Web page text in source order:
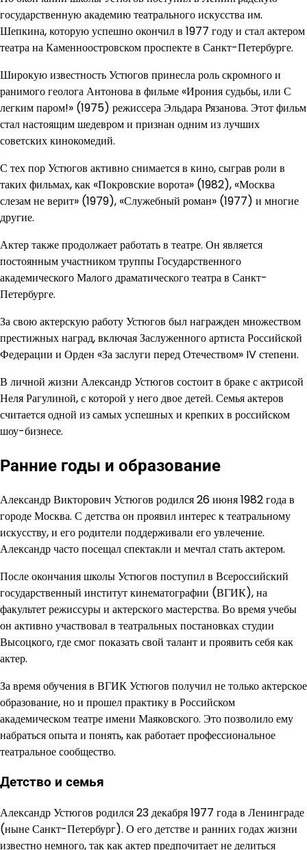
государственную академию театрального искусства им.
Шепкина, которую успешно окончил в 1977 году и стал актером
театра на Каменноостровском проспекте в Санкт-Петербурге.
Широкую известность Устюгов принесла роль скромного и
ранимого геолога Антонова в фильме «Ирония судьбы, или С
легким паром!» (1975) режиссера Эльдара Рязанова. Этот фильм
стал настоящим шедевром и признан одним из лучших
советских кинокомедий.
С тех пор Устюгов активно снимается в кино, сыграв роли в
таких фильмах, как «Покровские ворота» (1982), «Москва
слезам не верит» (1979), «Служебный роман» (1977) и многие
другие.
Актер также продолжает работать в театре. Он является
постоянным участником труппы Государственного
академического Малого драматического театра в Санкт-
Петербурге.
За свою актерскую работу Устюгов был награжден множеством
престижных наград, включая Заслуженного артиста Российской
Федерации и Орден «За заслуги перед Отечеством» IV степени.
В личной жизни Александр Устюгов состоит в браке с актрисой
Неля Рагулиной, с которой у него двое детей. Семья актеров
считается одной из самых успешных и крепких в российском
шоу-бизнесе.
Ранние годы и образование
Александр Викторович Устюгов родился 26 июня 1982 года в
городе Москва. С детства он проявил интерес к театральному
искусству, и его родители поддерживали его увлечение.
Александр часто посещал спектакли и мечтал стать актером.
После окончания школы Устюгов поступил в Всероссийский
государственный институт кинематографии (ВГИК), на
факультет режиссуры и актерского мастерства. Во время учебы
он активно участвовал в театральных постановках студии
Высоцкого, где смог показать свой талант и проявить себя как
актер.
За время обучения в ВГИК Устюгов получил не только актерское
образование, но и прошел практику в Российском
академическом театре имени Маяковского. Это позволило ему
набраться опыта и понять, как работает профессиональное
театральное сообщество.
Детство и семья
Александр Устюгов родился 23 декабря 1977 года в Ленинграде
(ныне Санкт-Петербург). О его детстве и ранних годах жизни
известно немного, так как актер предпочитает не делиться